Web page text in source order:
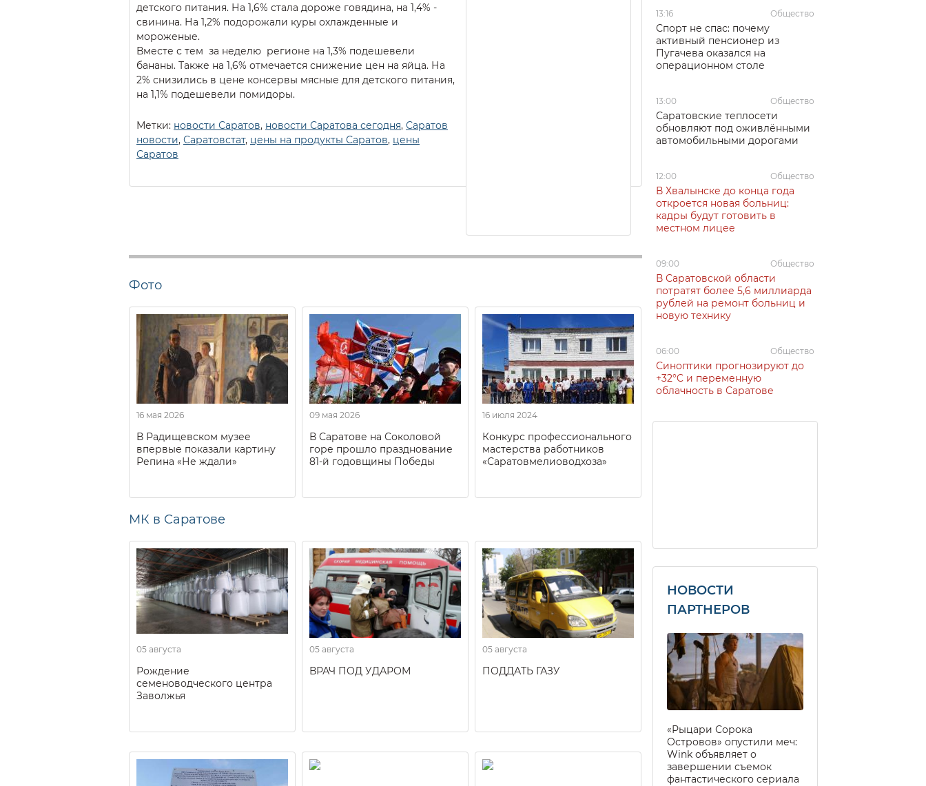
детского питания. На 1,6% стала дороже говядина, на 1,4% -
свинина. На 1,2% подорожали куры охлажденные и
мороженые.
Вместе с тем за неделю регионе на 1,3% подешевели
бананы. Также на 1,6% отмечается снижение цен на яйца. На
2% снизились в цене консервы мясные для детского питания,
на 1,1% подешевели помидоры.
Метки: новости Саратов, новости Саратова сегодня, Саратов
новости, Саратовстат, цены на продукты Саратов, цены
Саратов
Фото
16 мая 2026
В Радищевском музее
впервые показали картину
Репина «Не ждали»
09 мая 2026
В Саратове на Соколовой
горе прошло празднование
81-й годовщины Победы
16 июля 2024
Конкурс профессионального
мастерства работников
«Саратовмелиоводхоза»
МК в Саратове
05 августа
Рождение
семеноводческого центра
Заволжья
05 августа
ВРАЧ ПОД УДАРОМ
05 августа
ПОДДАТЬ ГАЗУ
13:16 Общество
Спорт не спас: почему
активный пенсионер из
Пугачева оказался на
операционном столе
13:00 Общество
Саратовские теплосети
обновляют под оживлёнными
автомобильными дорогами
12:00 Общество
В Хвалынске до конца года
откроется новая больниц:
кадры будут готовить в
местном лицее
09:00 Общество
В Саратовской области
потратят более 5,6 миллиарда
рублей на ремонт больниц и
новую технику
06:00 Общество
Синоптики прогнозируют до
+32°C и переменную
облачность в Саратове
НОВОСТИ
ПАРТНЕРОВ
«Рыцари Сорока
Островов» опустили меч:
Wink объявляет о
завершении съемок
фантастического сериала